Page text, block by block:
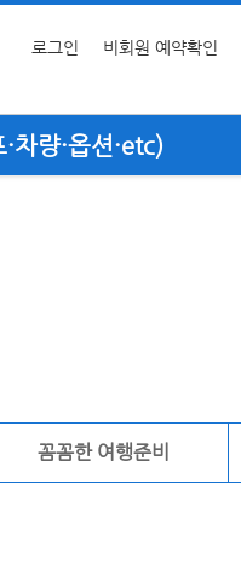
로그인 비회원 예약확인
차량·옵션·etc)
꼼꼼한 여행준비